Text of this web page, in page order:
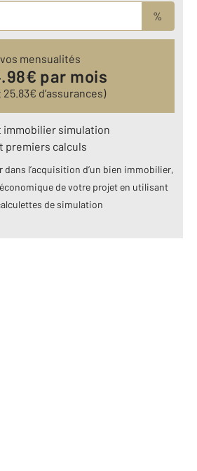
%
vos mensualités
€ par mois
25.83€ d’assurances)
immobilier simulation
premiers calculs
dans l’acquisition d’un bien immobilier,
de votre projet en utilisant
de simulation